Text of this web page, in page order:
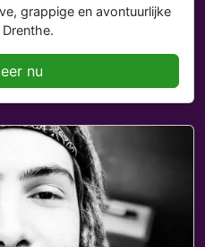
grappige en avontuurlijke
nu